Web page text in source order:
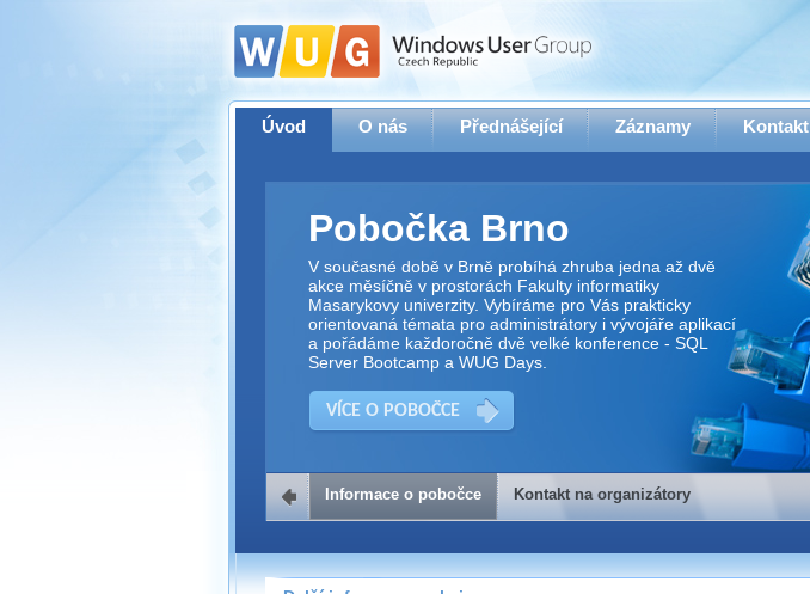
Úvod O nás Přednášející Záznamy Kontakt
Pobočka Brno
V současné době v Brně probíhá zhruba jedna až dvě
akce měsíčně v prostorách Fakulty informatiky
Masarykovy univerzity. Vybíráme pro Vás prakticky
orientovaná témata pro administrátory i vývojáře aplikací
a pořádáme každoročně dvě velké konference - SQL
Server Bootcamp a WUG Days.
VÍCE O POBOČCE
Kontakt na organizátory
Pokud máte jakýkoliv dotaz na organizátory této akce,
prosím neváhejte nás kontaktovat na e-mailu:
Informace o pobočce Kontakt na organizátory